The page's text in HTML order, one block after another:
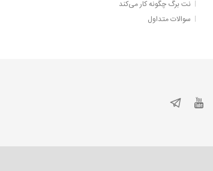
نت برگ چگونه کار می‌کند
سوالات متداول